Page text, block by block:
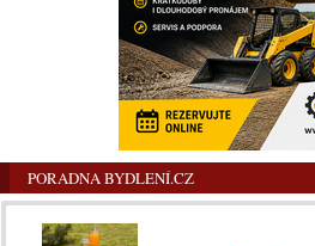
PORADNA BYDLENÍ.CZ